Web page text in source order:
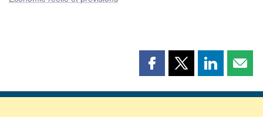
Partager
page
Partager
page
Partager
page page